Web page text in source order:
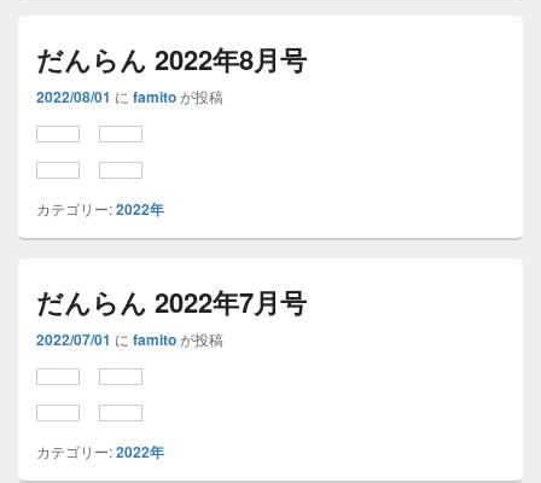
だんらん 2022年8月号
2022/08/01 に famitoが投稿
カテゴリー:2022年
だんらん 2022年7月号
2022/07/01 に famitoが投稿
カテゴリー:2022年